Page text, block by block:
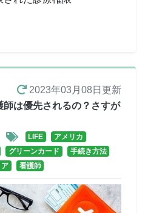
2023年03月08日 更新
は優先されるの？さすが
LIFE
アメリカ
グリーンカード
手続き方法
看護師